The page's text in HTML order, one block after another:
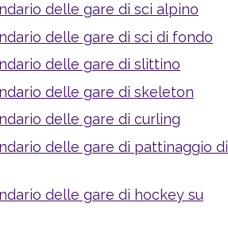
delle gare di sci alpino
delle gare di sci di fondo
delle gare di slittino
delle gare di skeleton
delle gare di curling
delle gare di pattinaggio di
delle gare di hockey su